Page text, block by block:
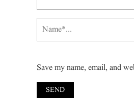
Save my name, email, and